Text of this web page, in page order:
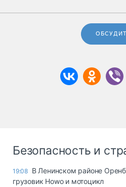
Безопасность и
19:08 В Ленинском районе
грузовик Howo и мотоцикл